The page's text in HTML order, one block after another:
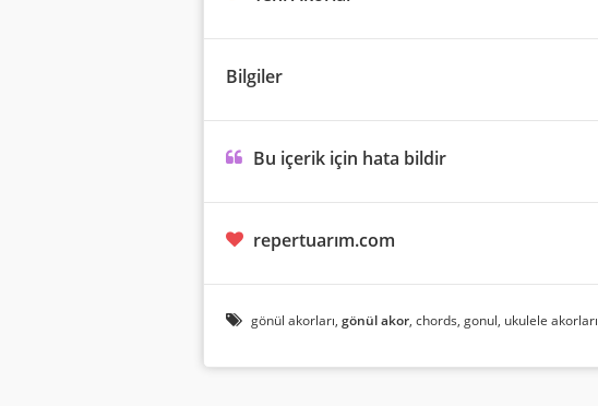
Bilgiler
Bu içerik için hata bildir
repertuarım.com
gönül akorları, gönül akor, chords, gonul, ukulele akorları